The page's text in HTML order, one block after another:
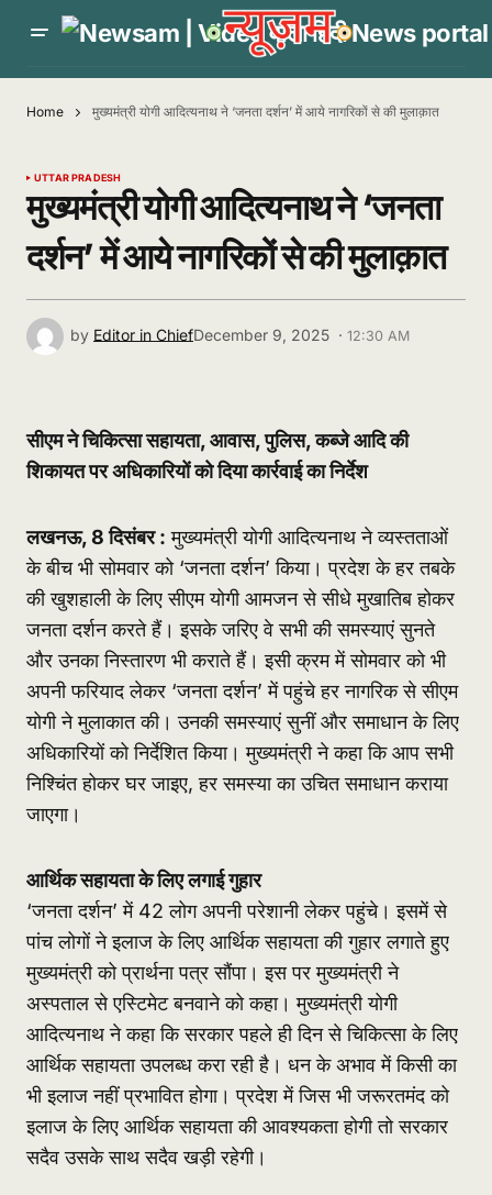
Home मुख्यमंत्री योगी आदित्यनाथ ने ‘जनता दर्शन’ में आये नागरिकों से की मुलाक़ात
UTTAR PRADESH
मुख्यमंत्री योगी आदित्यनाथ ने ‘जनता
दर्शन’ में आये नागरिकों से की मुलाक़ात
by Editor in ChiefDecember 9, 2025 · 12:30 AM
सीएम ने चिकित्सा सहायता, आवास, पुलिस, कब्जे आदि की
शिकायत पर अधिकारियों को दिया कार्रवाई का निर्देश
लखनऊ, 8 दिसंबर : मुख्यमंत्री योगी आदित्यनाथ ने व्यस्तताओं
के बीच भी सोमवार को ‘जनता दर्शन’ किया। प्रदेश के हर तबके
की खुशहाली के लिए सीएम योगी आमजन से सीधे मुखातिब होकर
जनता दर्शन करते हैं। इसके जरिए वे सभी की समस्याएं सुनते
और उनका निस्तारण भी कराते हैं। इसी क्रम में सोमवार को भी
अपनी फरियाद लेकर ‘जनता दर्शन’ में पहुंचे हर नागरिक से सीएम
योगी ने मुलाकात की। उनकी समस्याएं सुनीं और समाधान के लिए
अधिकारियों को निर्देशित किया। मुख्यमंत्री ने कहा कि आप सभी
निश्चिंत होकर घर जाइए, हर समस्या का उचित समाधान कराया
जाएगा।
आर्थिक सहायता के लिए लगाई गुहार
‘जनता दर्शन’ में 42 लोग अपनी परेशानी लेकर पहुंचे। इसमें से
पांच लोगों ने इलाज के लिए आर्थिक सहायता की गुहार लगाते हुए
मुख्यमंत्री को प्रार्थना पत्र सौंपा। इस पर मुख्यमंत्री ने
अस्पताल से एस्टिमेट बनवाने को कहा। मुख्यमंत्री योगी
आदित्यनाथ ने कहा कि सरकार पहले ही दिन से चिकित्सा के लिए
आर्थिक सहायता उपलब्ध करा रही है। धन के अभाव में किसी का
भी इलाज नहीं प्रभावित होगा। प्रदेश में जिस भी जरूरतमंद को
इलाज के लिए आर्थिक सहायता की आवश्यकता होगी तो सरकार
सदैव उसके साथ सदैव खड़ी रहेगी।